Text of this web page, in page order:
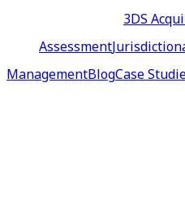
3DS
Assessment
ManagementBlogCase